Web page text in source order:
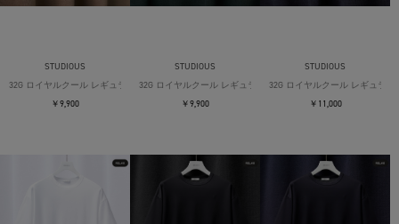
STUDIOUS
32G ロイヤルクール レギュラーTシャツ
￥9,900
STUDIOUS
32G ロイヤルクール レギュラーTシャツ
￥9,900
STUDIOUS
32G ロイヤルクール レギュラー
￥11,000